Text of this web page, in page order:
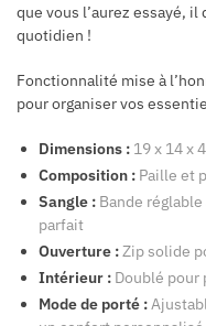
que vous l’aurez essayé,
quotidien !
Fonctionnalité mise à
pour organiser vos
Dimensions : 19 x 14 x
Composition : Paille et
Sangle : Bande
parfait
Ouverture : Zip solide
Intérieur : Doublé pour
Mode de porté :